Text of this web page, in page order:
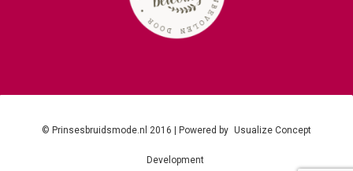
© Prinsesbruidsmode.nl 2016 | Powered by Usualize Concept
Development